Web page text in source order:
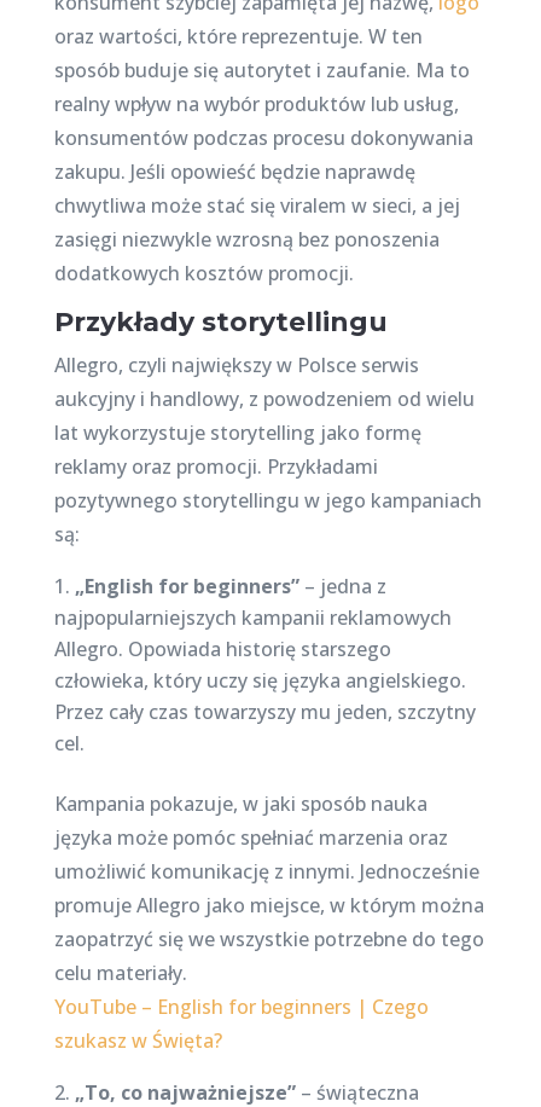
oraz wartości, które reprezentuje. W ten
sposób buduje się autorytet i zaufanie. Ma to
realny wpływ na wybór produktów lub usług,
konsumentów podczas procesu dokonywania
zakupu. Jeśli opowieść będzie naprawdę
chwytliwa może stać się viralem w sieci, a jej
zasięgi niezwykle wzrosną bez ponoszenia
dodatkowych kosztów promocji.
Przykłady storytellingu
Allegro, czyli największy w Polsce serwis
aukcyjny i handlowy, z powodzeniem od wielu
lat wykorzystuje storytelling jako formę
reklamy oraz promocji. Przykładami
pozytywnego storytellingu w jego kampaniach
są:
„English for beginners”– jedna z
najpopularniejszych kampanii reklamowych
Allegro. Opowiada historię starszego
człowieka, który uczy się języka angielskiego.
Przez cały czas towarzyszy mu jeden, szczytny
cel.
Kampania pokazuje, w jaki sposób nauka
języka może pomóc spełniać marzenia oraz
umożliwić komunikację z innymi. Jednocześnie
promuje Allegro jako miejsce, w którym można
zaopatrzyć się we wszystkie potrzebne do tego
celu materiały.
YouTube – English for beginners | Czego
szukasz w Święta?
„To, co najważniejsze”– świąteczna